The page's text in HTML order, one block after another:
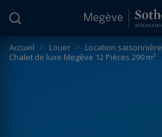
Accueil > Louer > Location saisonnière
Chalet de luxe Megève 12 Pièces 290 m²